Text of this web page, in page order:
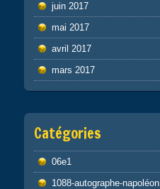
juin 2017
mai 2017
avril 2017
mars 2017
Catégories
06e1
1088-autographe-napoléon